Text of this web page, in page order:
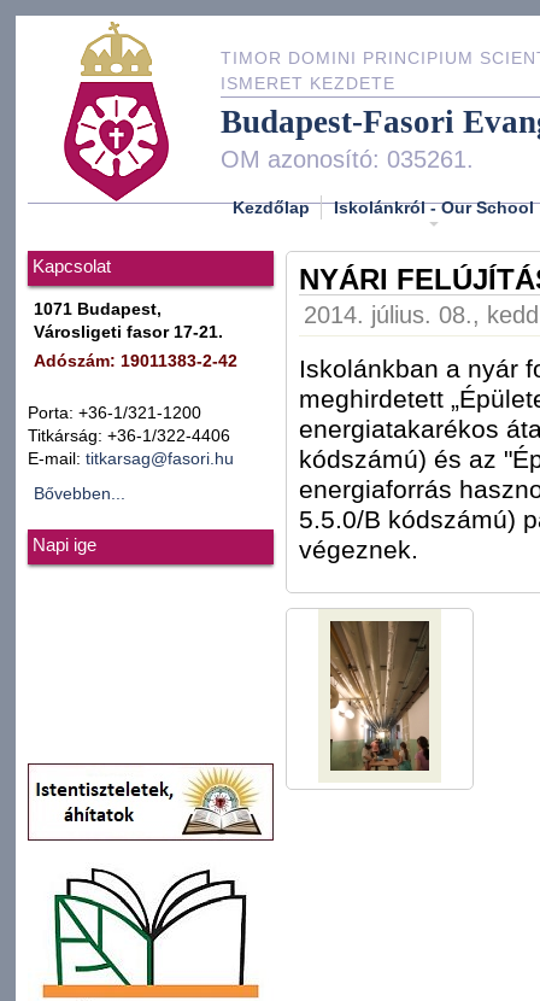
TIMOR DOMINI PRINCIPIUM
ISMERET KEZDETE
Budapest-Fasori
OM azonosító: 035261.
Kezdőlap Iskolánkról - Our School
Kapcsolat
1071 Budapest,
Városligeti fasor 17-21.
Adószám: 19011383-2-42
Porta: +36-1/321-1200
Titkárság: +36-1/322-4406
E-mail: titkarsag@fasori.hu
Bővebben...
Napi ige
NYÁRI
2014. július. 08.,
Iskolánkban a nyár
meghirdetett
energiatakarékos
kódszámú) és az
energiaforrás
5.5.0/B kódszámú)
végeznek.